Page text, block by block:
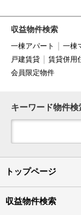
収益物件検索
一棟アパート 一棟
戸建賃貸
賃貸併用
会員限定物件
キーワード物件検
トップページ
収益物件検索